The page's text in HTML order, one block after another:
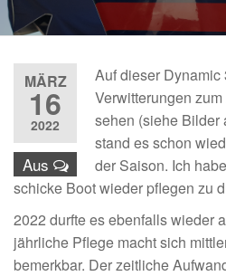
MÄRZ
16
2022
Aus
Auf dieser Dynamic
Verwitterungen
sehen (siehe Bilder
stand es schon
der Saison. Ich
schicke Boot wieder pflegen zu
2022 durfte es ebenfalls wieder
jährliche Pflege macht sich
bemerkbar. Der zeitliche